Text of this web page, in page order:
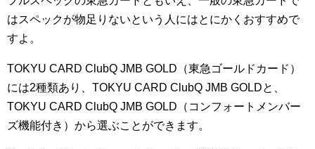
はスペックが物足りないという人にはとにかくおすすめで
すよ。
TOKYU CARD ClubQ JMB GOLD（東急ゴールドカード）
には2種類あり、TOKYU CARD ClubQ JMB GOLDと、
TOKYU CARD ClubQ JMB GOLD（コンフォートメンバー
ズ機能付き）から選ぶことができます。